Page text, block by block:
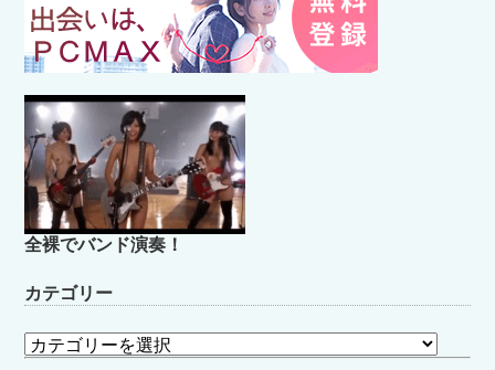
全裸でバンド演奏！
カテゴリー
カ
テ